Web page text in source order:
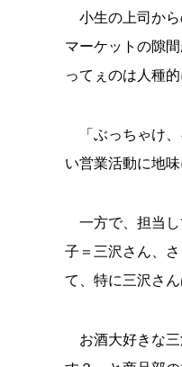
小生の上司から
マーケットの隙
ってぇのは人種
「ぶっちゃけ
い営業活動に地味
一方で、担当し
子＝三沢さん、
て、特に三沢さ
お酒大好きな三